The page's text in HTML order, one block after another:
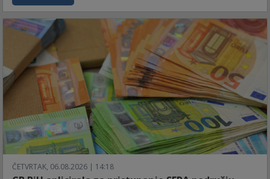
ČETVRTAK, 06.08.2026 | 14:18